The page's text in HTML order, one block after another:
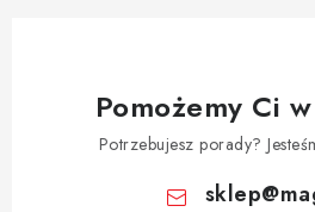
Pomożemy Ci
Potrzebujesz porady?
sklep@